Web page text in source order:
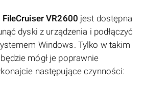
FileCruiser VR2600 jest dostępna
dyski z urządzenia i podłączyć
Windows. Tylko w takim
mógł je poprawnie
następujące czynności: